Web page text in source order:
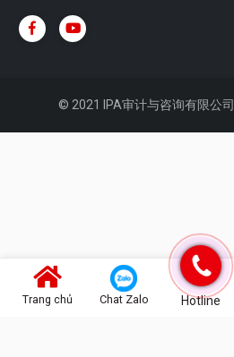
© 2021 IPA审计与咨询有限公司.
Trang chủ Chat Zalo Hotline